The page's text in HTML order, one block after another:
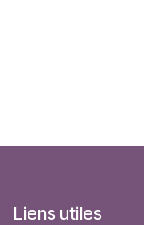
Liens utiles